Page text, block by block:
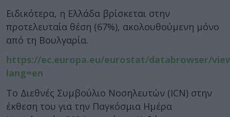
Ειδικότερα, η Ελλάδα βρίσκεται στην
προτελευταία θέση (67%), ακολουθούμενη μόνο
από τη Βουλγαρία.
https://ec.europa.eu/eurostat/databrowser/
lang=en
Το Διεθνές Συμβούλιο Νοσηλευτών (ICN) στην
έκθεση του για την Παγκόσμια Ημέρα